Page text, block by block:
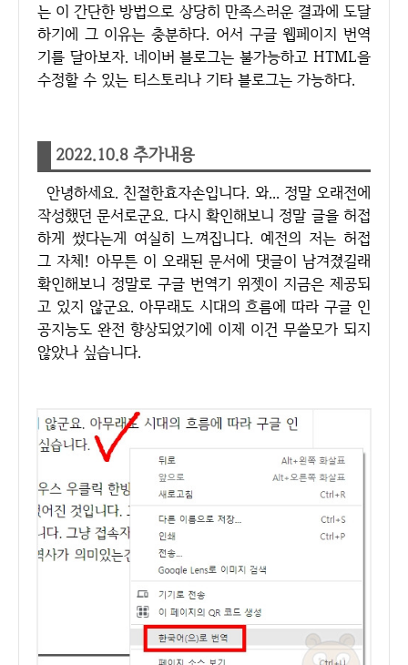
는 이 간단한 방법으로 상당히 만족스러운 결과에 도달
하기에 그 이유는 충분하다. 어서 구글 웹페이지 번역
기를 달아보자. 네이버 블로그는 불가능하고 HTML을
수정할 수 있는 티스토리나 기타 블로그는 가능하다.
2022.10.8 추가내용
안녕하세요. 친절한효자손입니다. 와... 정말 오래전에
작성했던 문서로군요. 다시 확인해보니 정말 글을 허접
하게 썼다는게 여실히 느껴집니다. 예전의 저는 허접
그 자체! 아무튼 이 오래된 문서에 댓글이 남겨졌길래
확인해보니 정말로 구글 번역기 위젯이 지금은 제공되
고 있지 않군요. 아무래도 시대의 흐름에 따라 구글 인
공지능도 완전 향상되었기에 이제 이건 무쓸모가 되지
않았나 싶습니다.